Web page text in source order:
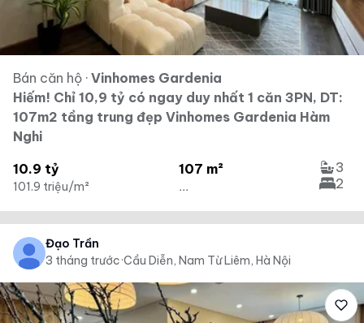
Bán căn hộ · Vinhomes Gardenia
Hiếm! Chỉ 10,9 tỷ có ngay duy nhất 1 căn 3PN, DT:
107m2 tầng trung đẹp Vinhomes Gardenia Hàm
Nghi
10.9 tỷ
101.9 triệu/m²
107 m²
...
3
2
Đạo Trần
3 tháng trước·Cầu Diễn, Nam Từ Liêm, Hà Nội